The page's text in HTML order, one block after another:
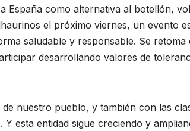
España como alternativa al botellón,
el próximo viernes, un evento
saludable y responsable. Se retoma
desarrollando valores de
nuestro pueblo, y también con las
esta entidad sigue creciendo y